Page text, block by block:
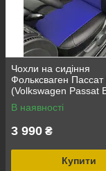
Чохли на сидіння
Фольксваген
(Volkswagen Passat
(модельні, окремий
підголовник)
В наявності
3 990 ₴
Купити